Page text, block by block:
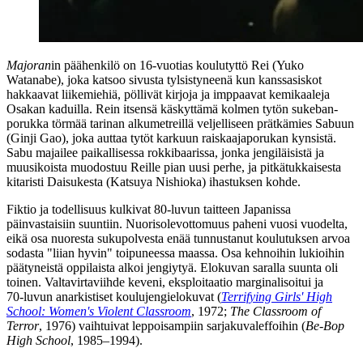
Majoranin päähenkilö on 16‑vuotias koulutyttö Rei (Yuko
Watanabe), joka katsoo sivusta tylsistyneenä kun kanssasiskot
hakkaavat liikemiehiä, pöllivät kirjoja ja imppaavat kemikaaleja
Osakan kaduilla. Rein itsensä käskyttämä kolmen tytön sukeban-
porukka törmää tarinan alkumetreillä veljelliseen prätkämies Sabuun
(Ginji Gao), joka auttaa tytöt karkuun raiskaajaporukan kynsistä.
Sabu majailee paikallisessa rokkibaarissa, jonka jengiläisistä ja
muusikoista muodostuu Reille pian uusi perhe, ja pitkätukkaisesta
kitaristi Daisukesta (Katsuya Nishioka) ihastuksen kohde.
Fiktio ja todellisuus kulkivat 80‑luvun taitteen Japanissa
päinvastaisiin suuntiin. Nuorisolevottomuus paheni vuosi vuodelta,
eikä osa nuoresta sukupolvesta enää tunnustanut koulutuksen arvoa
sodasta "liian hyvin" toipuneessa maassa. Osa kehnoihin lukioihin
päätyneistä oppilaista alkoi jengiytyä. Elokuvan saralla suunta oli
toinen. Valtavirtaviihde keveni, eksploitaatio marginalisoitui ja
70‑luvun anarkistiset koulujengielokuvat (Terrifying Girls' High
School: Women's Violent Classroom, 1972; The Classroom of
Terror, 1976) vaihtuivat leppoisampiin sarjakuvaleffoihin (Be‑Bop
High School, 1985–1994).